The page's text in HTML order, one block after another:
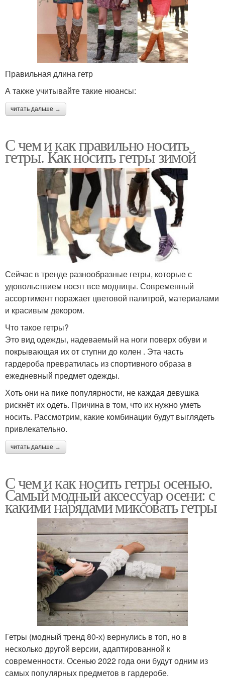
Правильная длина гетр
А также учитывайте такие нюансы:
читать дальше →
С чем и как правильно носить
гетры. Как носить гетры зимой
Сейчас в тренде разнообразные гетры, которые с
удовольствием носят все модницы. Современный
ассортимент поражает цветовой палитрой, материалами
и красивым декором.
Что такое гетры?
Это вид одежды, надеваемый на ноги поверх обуви и
покрывающая их от ступни до колен . Эта часть
гардероба превратилась из спортивного образа в
ежедневный предмет одежды.
Хоть они на пике популярности, не каждая девушка
рискнёт их одеть. Причина в том, что их нужно уметь
носить. Рассмотрим, какие комбинации будут выглядеть
привлекательно.
читать дальше →
С чем и как носить гетры осенью.
Самый модный аксессуар осени: с
какими нарядами миксовать гетры
Гетры (модный тренд 80-х) вернулись в топ, но в
несколько другой версии, адаптированной к
современности. Осенью 2022 года они будут одним из
самых популярных предметов в гардеробе.